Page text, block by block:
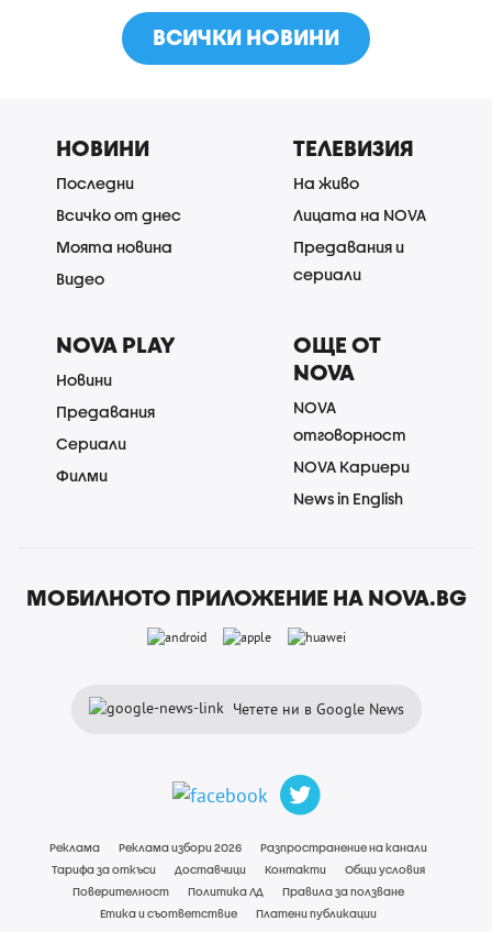
ВСИЧКИ НОВИНИ
НОВИНИ
Последни
Всичко от днес
Моята новина
Видео
ТЕЛЕВИЗИЯ
На живо
Лицата на NOVA
Предавания и
сериали
NOVA PLAY
Новини
Предавания
Сериали
Филми
ОЩЕ ОТ
NOVA
NOVA
отговорност
NOVA Кариери
News in English
МОБИЛНОТО ПРИЛОЖЕНИЕ НА NOVA.BG
Четете ни в Google News
Реклама Реклама избори 2026
Разпространение на канали
Тарифа за откъси
Доставчици Контакти
Общи условия
Поверителност
Политика ЛД
Правила за ползване
Етика и съответствие
Платени публикации